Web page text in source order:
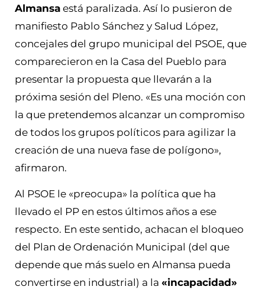
Almansa está paralizada. Así lo pusieron de
manifiesto Pablo Sánchez y Salud López,
concejales del grupo municipal del PSOE, que
comparecieron en la Casa del Pueblo para
presentar la propuesta que llevarán a la
próxima sesión del Pleno. «Es una moción con
la que pretendemos alcanzar un compromiso
de todos los grupos políticos para agilizar la
creación de una nueva fase de polígono»,
afirmaron.
Al PSOE le «preocupa» la política que ha
llevado el PP en estos últimos años a ese
respecto. En este sentido, achacan el bloqueo
del Plan de Ordenación Municipal (del que
depende que más suelo en Almansa pueda
convertirse en industrial) a la «incapacidad»